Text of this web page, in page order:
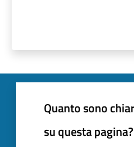
Quanto sono
su questa pagina?